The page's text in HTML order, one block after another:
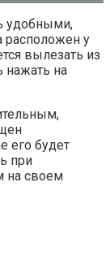
удобными,
расположен у
вылезать из
нажать на
его будет
при
на своем